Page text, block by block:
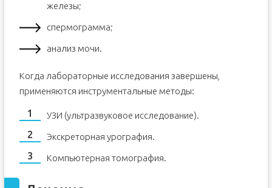
железы;
спермограмма;
анализ мочи.
Когда лабораторные исследования завершены,
применяются инструментальные методы:
УЗИ (ультразвуковое исследование).
Экскреторная урография.
Компьютерная томография.